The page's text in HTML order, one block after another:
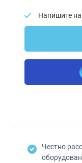
Напишите
Честно